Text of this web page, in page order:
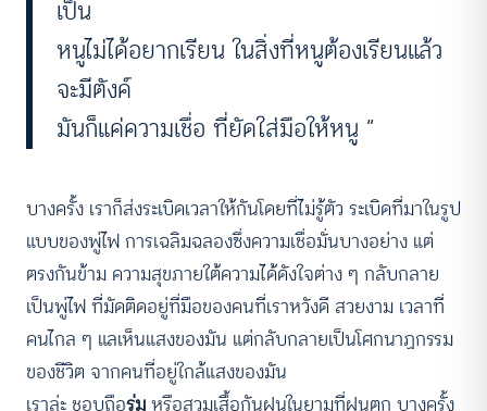
เป็น
หนูไม่ได้อยากเรียน ในสิ่งที่หนูต้องเรียนแล้ว
จะมีตังค์
มันก็แค่ความเชื่อ ที่ยัดใส่มือให้หนู “
บางครั้ง เราก็ส่งระเบิดเวลาให้กันโดยที่ไม่รู้ตัว ระเบิดที่มาในรูป
แบบของพู่ไฟ การเฉลิมฉลองซึ่งความเชื่อมั่นบางอย่าง แต่
ตรงกันข้าม ความสุขภายใต้ความได้ดังใจต่าง ๆ กลับกลาย
เป็นพู่ไฟ ที่มัดติดอยู่ที่มือของคนที่เราหวังดี สวยงาม เวลาที่
คนไกล ๆ แลเห็นแสงของมัน แต่กลับกลายเป็นโศกนาฏกรรม
ของชีวิต จากคนที่อยู่ใกล้แสงของมัน
เราล่ะ ชอบถือร่มหรือสวมเสื้อกันฝนในยามที่ฝนตก บางครั้ง